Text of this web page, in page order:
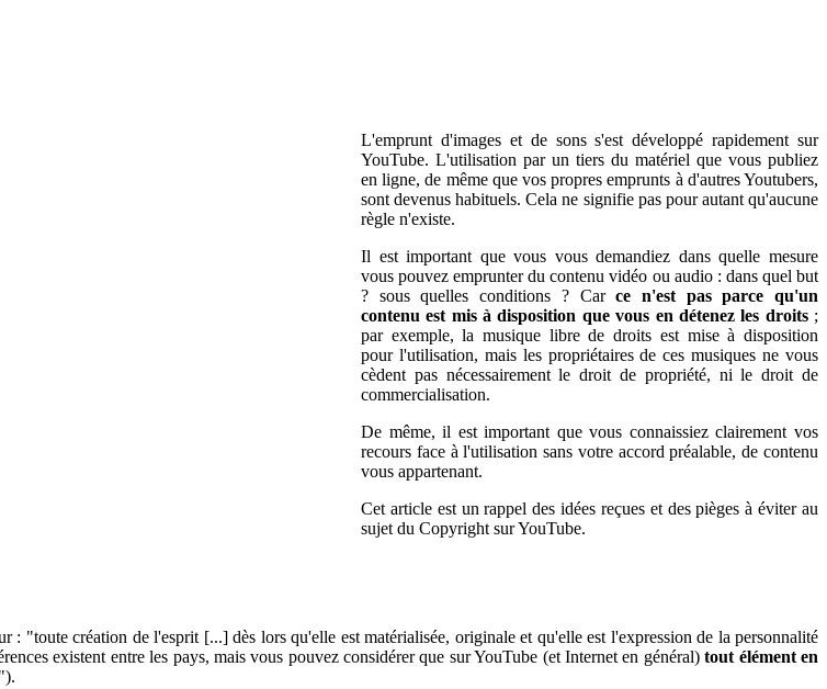
L'emprunt d'images et de sons s'est développé rapidement sur
YouTube. L'utilisation par un tiers du matériel que vous publiez
en ligne, de même que vos propres emprunts à d'autres Youtubers,
sont devenus habituels. Cela ne signifie pas pour autant qu'aucune
règle n'existe.
Il est important que vous vous demandiez dans quelle mesure
vous pouvez emprunter du contenu vidéo ou audio : dans quel but
? sous quelles conditions ? Carce n'est pas parce qu'un
contenu est mis à disposition que vous en détenez les droits;
par exemple, la musique libre de droits est mise à disposition
pour l'utilisation, mais les propriétaires de ces musiques ne vous
cèdent pas nécessairement le droit de propriété, ni le droit de
commercialisation.
De même, il est important que vous connaissiez clairement vos
recours face à l'utilisation sans votre accord préalable, de contenu
vous appartenant.
Cet article est un rappel des idées reçues et des pièges à éviter au
sujet du Copyright sur YouTube.
création de l'esprit [...] dès lors qu'elle est matérialisée, originale et qu'elle est l'expression de la personnalité
existent entre les pays, mais vous pouvez considérer que sur YouTube (et Internet en général)tout élément en